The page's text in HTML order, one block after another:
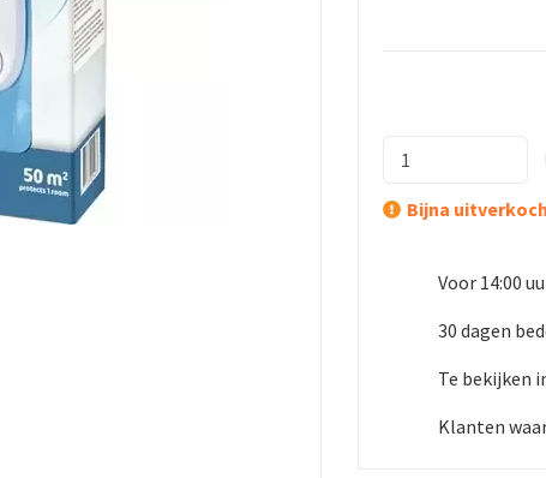
Bijna
Voor 14:00
30 dagen
Te bekijken
Klanten